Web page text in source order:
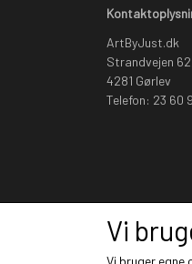
ArtByJust.dk
Strandvejen
4281 Gørlev
Telefon: 23 60
Vi
Vi bruger egne